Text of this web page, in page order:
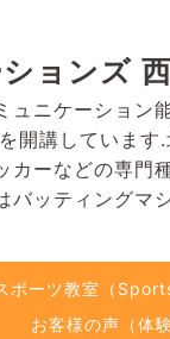
ョンズ
ュニケーション
開講していま
カーなどの専門
ッティングマ
ポーツ教室（Sports
お客様の声（体験